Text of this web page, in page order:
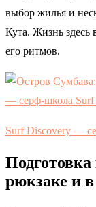
выбор жилья и
Кута. Жизнь здесь
его ритмов.
Surf Discovery —
рюкзаке и в